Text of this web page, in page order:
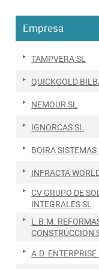
Empresa
TAMPVERA SL
QUICKGOLD
NEMOUR SL
IGNORCAS SL
BOIRA SISTEMAS
INFRACTA
CV GRUPO DE
INTEGRALES SL
L.B.M.
CONSTRUCCION
A.D. ENTERPRISE